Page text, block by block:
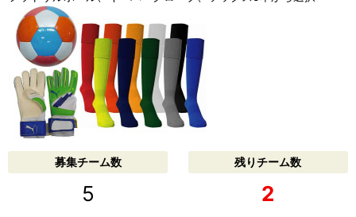
募集チーム数
5
残りチーム数
2